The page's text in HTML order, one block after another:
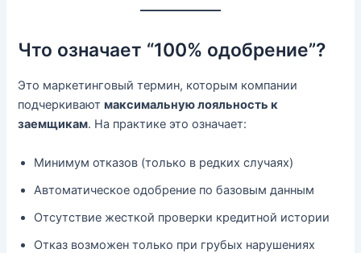
Что означает “100% одобрение”?
Это маркетинговый термин, которым компании
подчеркиваютмаксимальную лояльность к
заемщикам. На практике это означает:
Минимум отказов (только в редких случаях)
Автоматическое одобрение по базовым данным
Отсутствие жесткой проверки кредитной истории
Отказ возможен только при грубых нарушениях